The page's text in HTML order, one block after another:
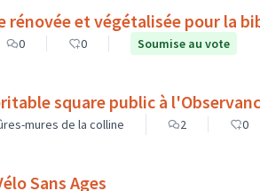
rénovée et végétalisée pour la
0 0 Soumise au vote
square public à
mures de la colline 2 0
Sans Ages